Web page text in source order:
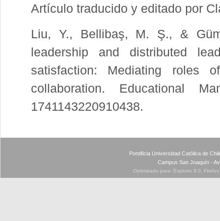
Artículo traducido y editado por
Liu, Y., Bellibaş, M. Ş., &
leadership and distributed
satisfaction: Mediating roles
collaboration. Educational
1741143220910438.
Pontificia Universidad Católica de
Campus San Joaquín -
Optimizado para: Explorer 8.0,